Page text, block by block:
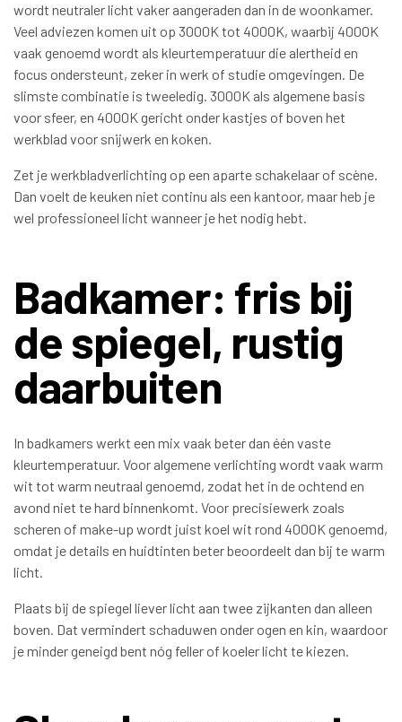
wordt neutraler licht vaker aangeraden dan in de woonkamer.
Veel adviezen komen uit op 3000K tot 4000K, waarbij 4000K
vaak genoemd wordt als kleurtemperatuur die alertheid en
focus ondersteunt, zeker in werk of studie omgevingen. De
slimste combinatie is tweeledig. 3000K als algemene basis
voor sfeer, en 4000K gericht onder kastjes of boven het
werkblad voor snijwerk en koken.
Zet je werkbladverlichting op een aparte schakelaar of scène.
Dan voelt de keuken niet continu als een kantoor, maar heb je
wel professioneel licht wanneer je het nodig hebt.
Badkamer: fris bij
de spiegel, rustig
daarbuiten
In badkamers werkt een mix vaak beter dan één vaste
kleurtemperatuur. Voor algemene verlichting wordt vaak warm
wit tot warm neutraal genoemd, zodat het in de ochtend en
avond niet te hard binnenkomt. Voor precisiewerk zoals
scheren of make-up wordt juist koel wit rond 4000K genoemd,
omdat je details en huidtinten beter beoordeelt dan bij te warm
licht.
Plaats bij de spiegel liever licht aan twee zijkanten dan alleen
boven. Dat vermindert schaduwen onder ogen en kin, waardoor
je minder geneigd bent nóg feller of koeler licht te kiezen.